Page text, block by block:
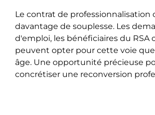
Le contrat de professionnalisation
davantage de souplesse. Les
d'emploi, les bénéficiaires du RSA
peuvent opter pour cette voie
âge. Une opportunité précieuse
concrétiser une reconversion